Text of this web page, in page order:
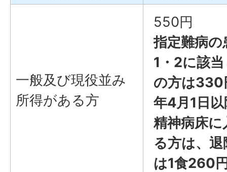
一般及び現役並み
所得がある方
550円
指定難病の
1・2に該
の方は330
年4月1日
精神病床
る方は、
は1食260